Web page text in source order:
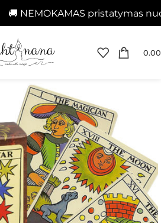
🚚 NEMOKAMAS pristatymas
0.00